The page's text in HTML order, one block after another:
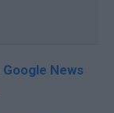
Google News